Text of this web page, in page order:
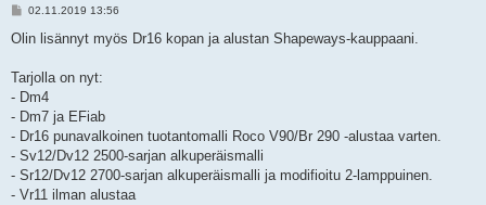
V
e
i
02.11.2019 13:56
Olin lisännyt myös Dr16 kopan ja alustan Shapeways-kauppaani.
Tarjolla on nyt:
- Dm4
- Dm7 ja EFiab
- Dr16 punavalkoinen tuotantomalli Roco V90/Br 290 -alustaa varten.
- Sv12/Dv12 2500-sarjan alkuperäismalli
- Sr12/Dv12 2700-sarjan alkuperäismalli ja modifioitu 2-lamppuinen.
- Vr11 ilman alustaa